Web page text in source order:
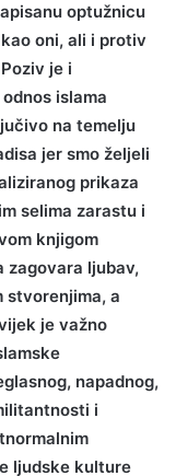
optužnicu
oni, ali i protiv
je i
islama
na temelju
jer smo željeli
prikaza
selima zarastu i
knjigom
zagovara ljubav,
stvorenjima, a
je važno
napadnog,
i
ljudske kulture